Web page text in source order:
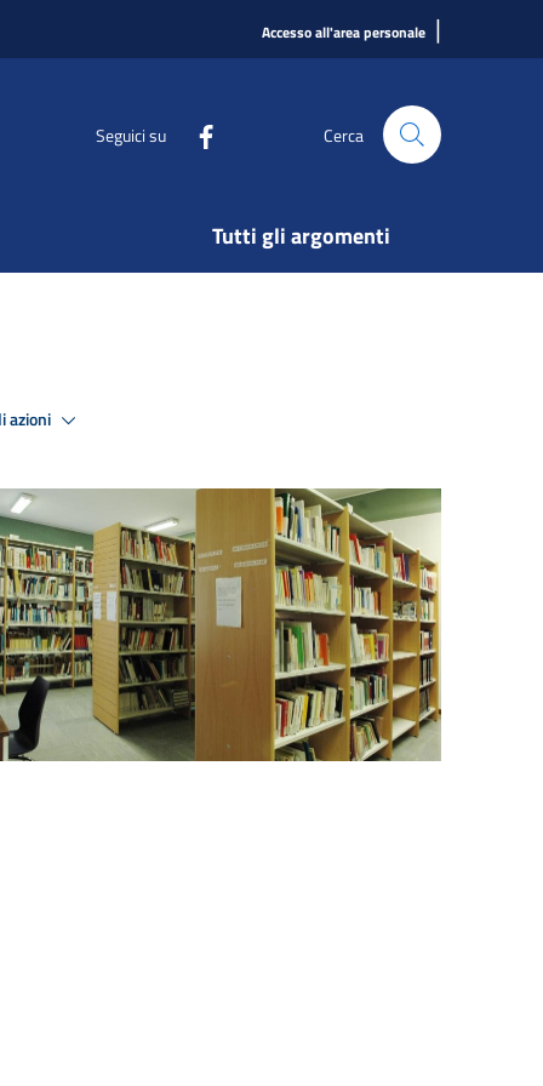
Accesso all'area personale |
Seguici su Cerca
Tutti gli argomenti
azioni